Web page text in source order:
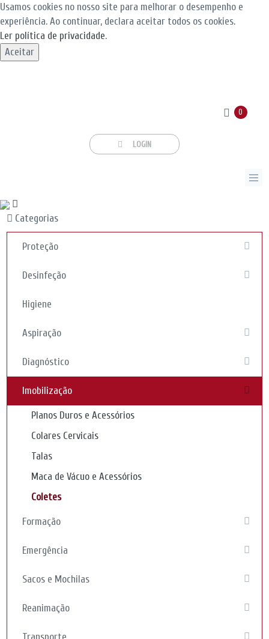
Usamos cookies no nosso site para melhorar o desempenho e
experiência. Ao continuar, declara aceitar todos os cookies.
Ler política de privacidade.
Aceitar
0
LOGIN
Categorias
Proteção
Desinfeção
Higiene
Aspiração
Diagnóstico
Imobilização
Planos Duros e Acessórios
Colares Cervicais
Talas
Maca de Vácuo e Acessórios
Coletes
Formação
Emergência
Sacos e Mochilas
Reanimação